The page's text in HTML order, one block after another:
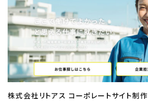
株式会社リトアス コーポレートサイト制作